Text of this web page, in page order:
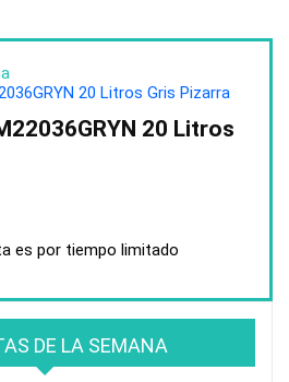
20 Litros
es por tiempo limitado
DE LA SEMANA